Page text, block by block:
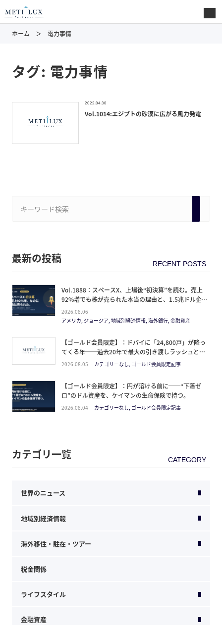
ホーム 電力事情
タグ: 電力事情
2022.04.30
Vol.1014:エジプトの砂漠に広がる風力発電
最新の投稿
Vol.1888：スペースX、上場後“初決算”を読む。売上
92%増でも株が売られた本当の理由と、1.5兆ドル企業
の買い方。
2026.08.06
アメリカ, ジョージア, 地域別経済情報, 海外銀行, 金融資産
【ゴールド会員限定】：ドバイに「24,800戸」が降っ
てくる年──過去20年で最大の引き渡しラッシュと、
ミサイルが崩した“安全神話”。2027年の供給ピーク
2026.08.05 カテゴリーなし, ゴールド会員限定記事
【ゴールド会員限定】：円が溶ける前に──“下落ゼ
ロ”のドル資産を、ケイマンの生命保険で持つ。
2026.08.04 カテゴリーなし, ゴールド会員限定記事
カテゴリ一覧
世界のニュース
地域別経済情報
海外移住・駐在・ツアー
税金関係
ライフスタイル
金融資産